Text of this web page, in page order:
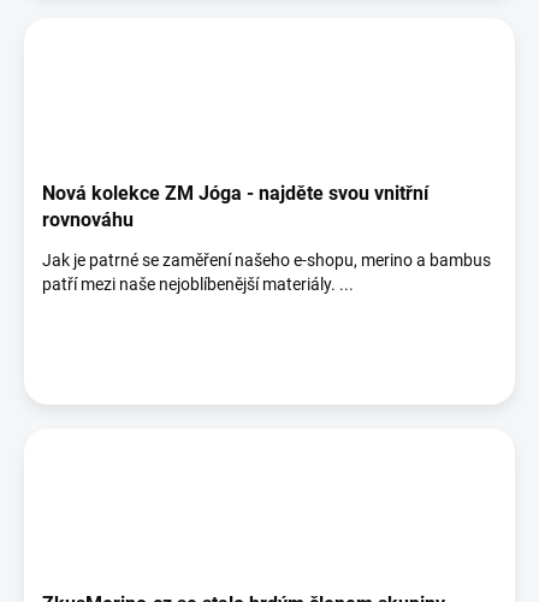
Nová kolekce ZM Jóga - najděte svou vnitřní
rovnováhu
Jak je patrné se zaměření našeho e-shopu, merino a bambus
patří mezi naše nejoblíbenější materiály. ...